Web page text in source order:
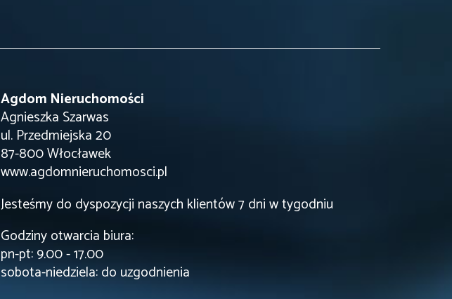
Agdom Nieruchomości
Agnieszka Szarwas
ul. Przedmiejska 20
87-800 Włocławek
www.agdomnieruchomosci.pl
Jesteśmy do dyspozycji naszych klientów 7 dni w tygodniu
Godziny otwarcia biura:
pn-pt: 9.00 - 17.00
sobota-niedziela: do uzgodnienia